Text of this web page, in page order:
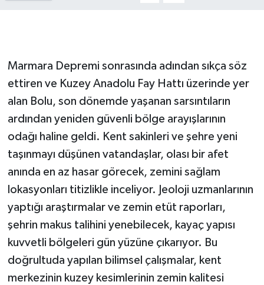
Marmara Depremi sonrasında adından sıkça söz
ettiren ve Kuzey Anadolu Fay Hattı üzerinde yer
alan Bolu, son dönemde yaşanan sarsıntıların
ardından yeniden güvenli bölge arayışlarının
odağı haline geldi. Kent sakinleri ve şehre yeni
taşınmayı düşünen vatandaşlar, olası bir afet
anında en az hasar görecek, zemini sağlam
lokasyonları titizlikle inceliyor. Jeoloji uzmanlarının
yaptığı araştırmalar ve zemin etüt raporları,
şehrin makus talihini yenebilecek, kayaç yapısı
kuvvetli bölgeleri gün yüzüne çıkarıyor. Bu
doğrultuda yapılan bilimsel çalışmalar, kent
merkezinin kuzey kesimlerinin zemin kalitesi